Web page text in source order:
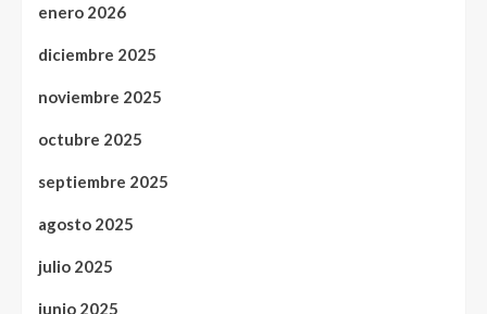
enero 2026
diciembre 2025
noviembre 2025
octubre 2025
septiembre 2025
agosto 2025
julio 2025
junio 2025